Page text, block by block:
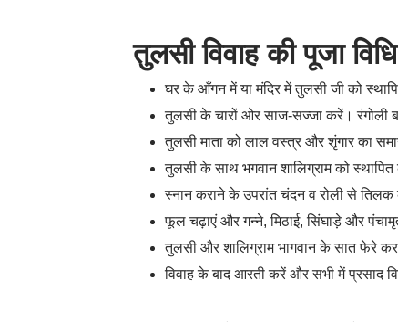
तुलसी विवाह की पूजा विधि
घर के आँगन में या मंदिर में तुलसी जी को
तुलसी के चारों ओर साज-सज्जा करें। रंगोली
तुलसी माता को लाल वस्त्र और शृंगार का
तुलसी के साथ भगवान शालिग्राम को
स्नान कराने के उपरांत चंदन व रोली से तिलक
फूल चढ़ाएं और गन्ने, मिठाई, सिंघाड़े और
तुलसी और शालिग्राम भागवान के सात फेरे
विवाह के बाद आरती करें और सभी में प्रसाद